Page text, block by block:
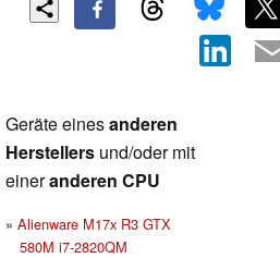
Geräte einesanderen
Herstellers und/oder mit
eineranderen CPU
Alienware M17x R3 GTX
580M i7-2820QM